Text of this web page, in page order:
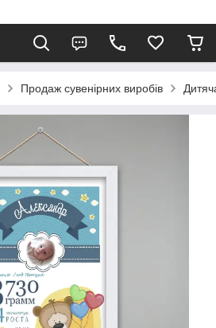
Продаж сувенірних виробів